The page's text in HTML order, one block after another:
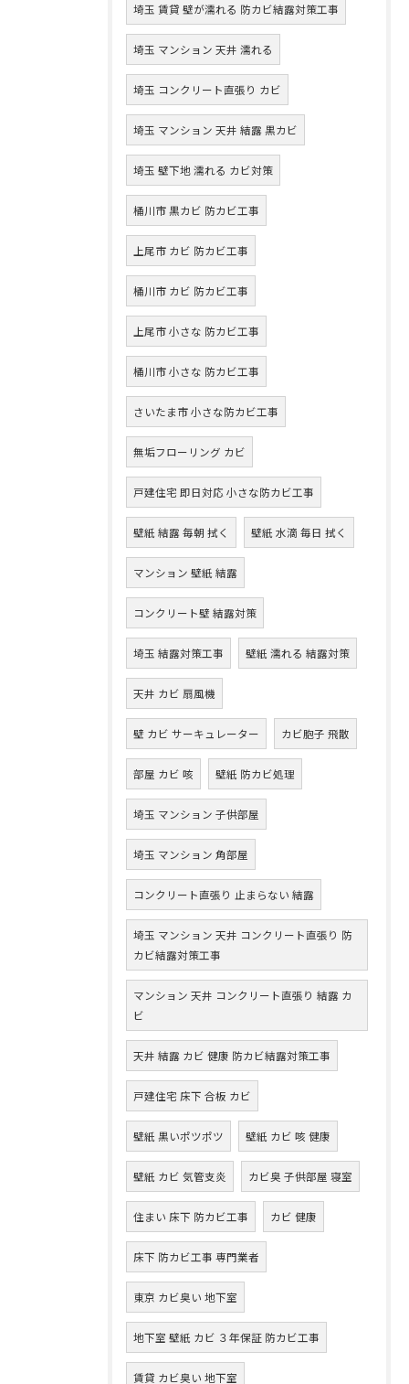
埼玉 賃貸 壁が濡れる 防カビ結露対策工事
埼玉 マンション 天井 濡れる
埼玉 コンクリート直張り カビ
埼玉 マンション 天井 結露 黒カビ
埼玉 壁下地 濡れる カビ対策
桶川市 黒カビ 防カビ工事
上尾市 カビ 防カビ工事
桶川市 カビ 防カビ工事
上尾市 小さな 防カビ工事
桶川市 小さな 防カビ工事
さいたま市 小さな防カビ工事
無垢フローリング カビ
戸建住宅 即日対応 小さな防カビ工事
壁紙 結露 毎朝 拭く 壁紙 水滴 毎日 拭く
マンション 壁紙 結露
コンクリート壁 結露対策
埼玉 結露対策工事 壁紙 濡れる 結露対策
天井 カビ 扇風機
壁 カビ サーキュレーター カビ胞子 飛散
部屋 カビ 咳 壁紙 防カビ処理
埼玉 マンション 子供部屋
埼玉 マンション 角部屋
コンクリート直張り 止まらない 結露
埼玉 マンション 天井 コンクリート直張り 防
カビ結露対策工事
マンション 天井 コンクリート直張り 結露 カ
ビ
天井 結露 カビ 健康 防カビ結露対策工事
戸建住宅 床下 合板 カビ
壁紙 黒いポツポツ 壁紙 カビ 咳 健康
壁紙 カビ 気管支炎 カビ臭 子供部屋 寝室
住まい 床下 防カビ工事 カビ 健康
床下 防カビ工事 専門業者
東京 カビ臭い 地下室
地下室 壁紙 カビ ３年保証 防カビ工事
賃貸 カビ臭い 地下室